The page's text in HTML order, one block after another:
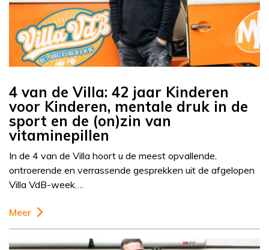
4 van de Villa: 42 jaar Kinderen
voor Kinderen, mentale druk in de
sport en de (on)zin van
vitaminepillen
In de 4 van de Villa hoort u de meest opvallende,
ontroerende en verrassende gesprekken uit de afgelopen
Villa VdB-week….
Meer